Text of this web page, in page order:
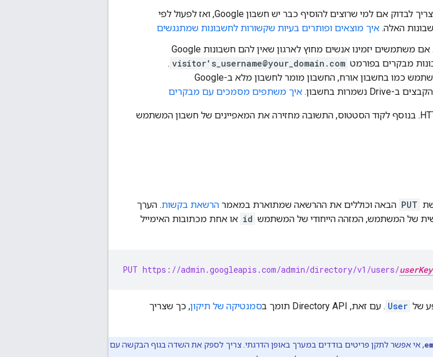
יכול להיות שיש חשבונות שמתנגשים. צריך לבדוק אם למי שרוצים להוסיף כבר יש חשבון Google, ואז לפעול לפי
האלה. איך מוצאים ופותרים בעיות שקשורות לחשבונות שמתנגשים
יכול להיות שיש חשבונות של מבקרים. אם משתמשים יזמינו אנשים מחוץ לארגון שאין להם חשבונות Google
visitor's_username@your_domain.com
.
אם מוסיפים משתמש עם אותו שם משתמש כמו בחשבון אורח, החשבון מומר לחשבון מלא ב-Google
איך משתפים מסמכים עם מבקרים
תגובה מוצלחת מחזירה קוד סטטוס HTTP 200. בנוסף לקוד הסטטוס, התשובה מחזירה את המאפיינים של חשבון המשתמש
PUT הבאה וכוללים את ההרשאה שמתוארת במאמר הרשאת בקשות. הערך
של המשתמש, המזהה הייחודי של המשתמש id או אחת מכתובות האימייל
PUT https://admin.googleapis.com/admin/directory/v1/users/userKey
של User . עם זאת, Directory API תומך ב סמנטיקה של תיקון, כך שצריך
, אי אפשר לתקן פריטים בודדים במערך באופן הדרגתי. צריך לספק את השדה בגוף הבקשה עם